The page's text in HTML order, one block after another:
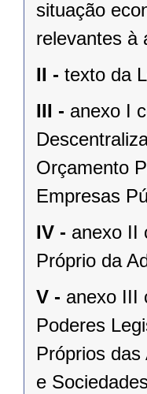
situação
relevantes à
II - texto da
III - anexo I
Orçamento
Empresas
IV - anexo II
Próprio da
V - anexo III
Poderes
Próprios
e